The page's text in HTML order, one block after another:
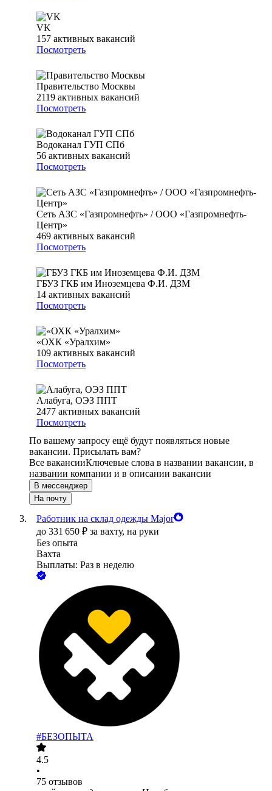
VK
157 активных вакансий
Посмотреть
Правительство Москвы
2119 активных вакансий
Посмотреть
Водоканал ГУП СПб
56 активных вакансий
Посмотреть
Сеть АЗС «Газпромнефть» / ООО «Газпромнефть-
Центр»
469 активных вакансий
Посмотреть
ГБУЗ ГКБ им Иноземцева Ф.И. ДЗМ
14 активных вакансий
Посмотреть
«ОХК «Уралхим»
109 активных вакансий
Посмотреть
Алабуга, ОЭЗ ППТ
2477 активных вакансий
Посмотреть
По вашему запросу ещё будут появляться новые
вакансии. Присылать вам?
Все вакансииКлючевые слова в названии вакансии, в
названии компании и в описании вакансии
В мессенджер
На почту
Работник на склад одежды Major
до 331 650 ₽ за вахту, на руки
Без опыта
Вахта
Выплаты: Раз в неделю
#БЕЗОПЫТА
4.5
•
75 отзывов